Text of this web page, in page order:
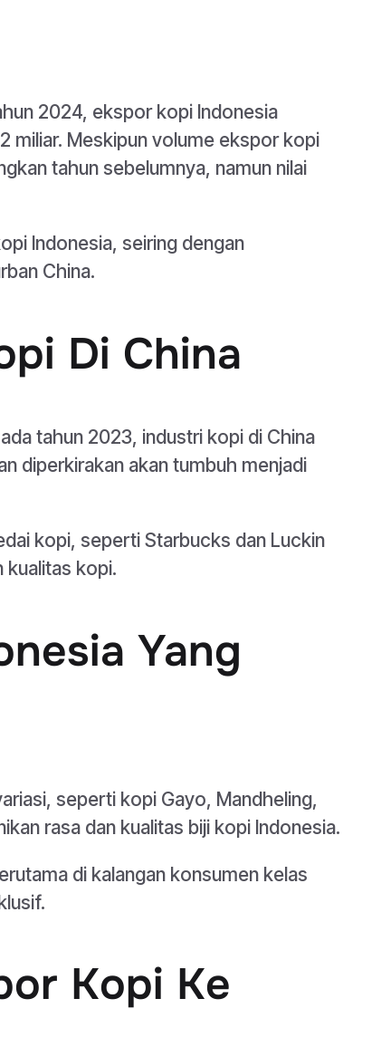
2024, ekspor kopi Indonesia
miliar. Meskipun volume ekspor kopi
tahun sebelumnya, namun nilai
Indonesia, seiring dengan
China.
Di China
tahun 2023, industri kopi di China
diperkirakan akan tumbuh menjadi
kopi, seperti Starbucks dan Luckin
kualitas kopi.
Yang
seperti kopi Gayo, Mandheling,
rasa dan kualitas biji kopi Indonesia.
di kalangan konsumen kelas
Kopi Ke